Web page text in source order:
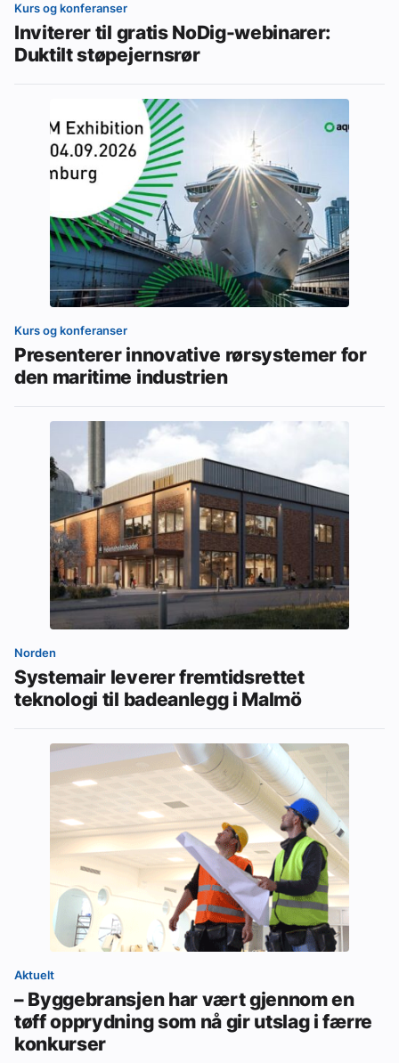
Kurs og konferanser
Inviterer til gratis NoDig-webinarer:
Duktilt støpejernsrør
Kurs og konferanser
Presenterer innovative rørsystemer for
den maritime industrien
Norden
Systemair leverer fremtidsrettet
teknologi til badeanlegg i Malmö
Aktuelt
– Byggebransjen har vært gjennom en
tøff opprydning som nå gir utslag i færre
konkurser